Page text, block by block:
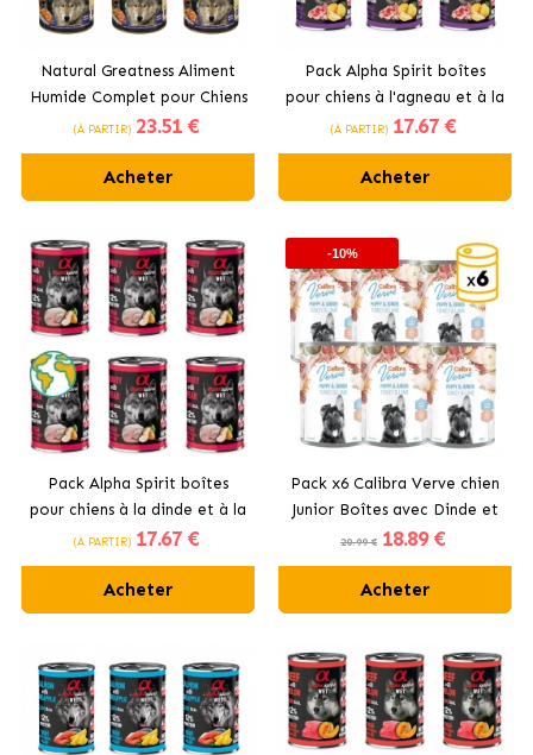
Natural Greatness Aliment
Humide Complet pour Chiens
à la Dinde et au Saumon
(À PARTIR) 23.51 €
Acheter
Pack Alpha Spirit boîtes
pour chiens à l'agneau et à la
poire
(À PARTIR) 17.67 €
Acheter
Pack Alpha Spirit boîtes
pour chiens à la dinde et à la
poire
(À PARTIR) 17.67 €
Acheter
-10%
Pack x6 Calibra Verve chien
Junior Boîtes avec Dinde et
Agneau
20.99 € 18.89 €
Acheter